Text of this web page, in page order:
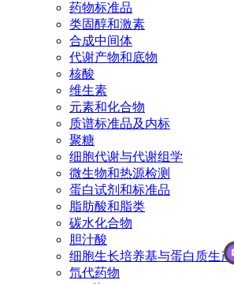
药物标准品
类固醇和激素
合成中间体
代谢产物和底物
核酸
维生素
元素和化合物
质谱标准品及内标
聚糖
细胞代谢与代谢组学
微生物和热源检测
蛋白试剂和标准品
脂肪酸和脂类
碳水化合物
胆汁酸
细胞生长培养基与蛋白质生产
氘代药物